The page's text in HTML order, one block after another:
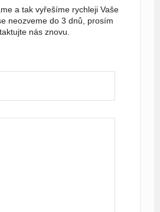
a tak vyřešíme rychleji Vaše
neozveme do 3 dnů, prosím
nás znovu.